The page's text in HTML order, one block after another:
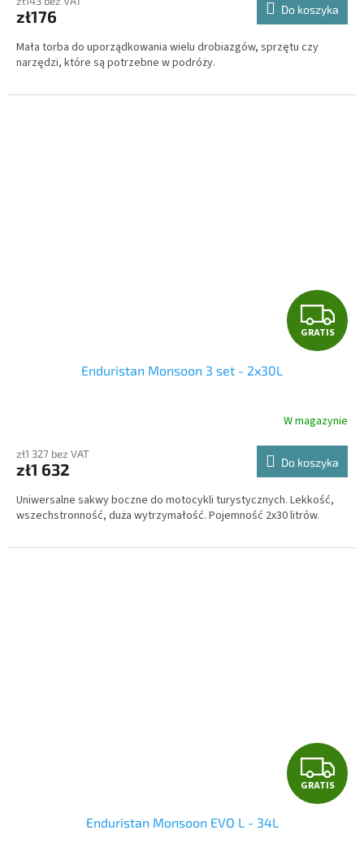
zł176 Do koszyka
Mała torba do uporządkowania wielu drobiazgów, sprzętu czy
narzędzi, które są potrzebne w podróży.
G
R
T
I
S
GRATIS
Enduristan Monsoon 3 set - 2x30L
W magazynie
zł1 327 bez VAT
zł1 632 Do koszyka
Uniwersalne sakwy boczne do motocykli turystycznych. Lekkość,
wszechstronność, duża wytrzymałość. Pojemność 2x30 litrów.
G
R
GRATIS
Enduristan Monsoon EVO L - 34L